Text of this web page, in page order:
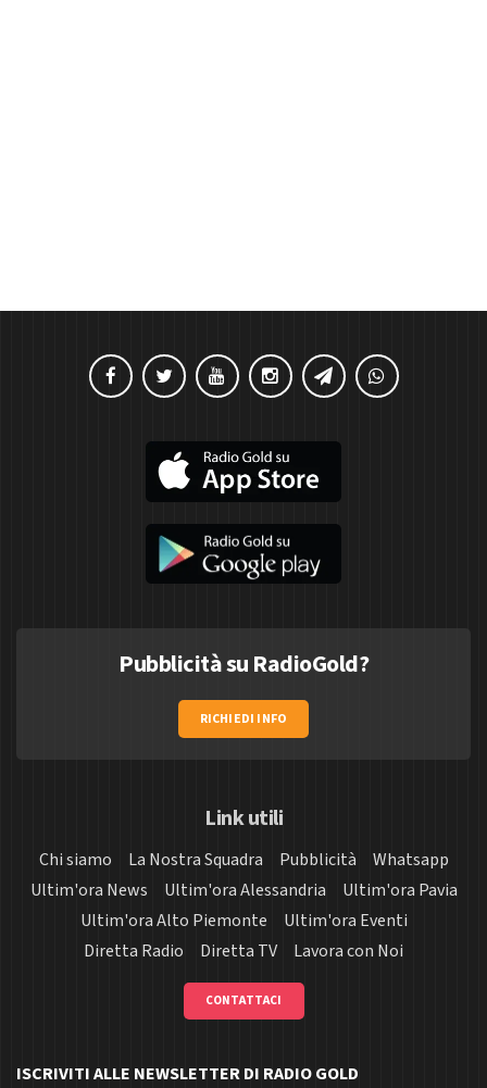
Pubblicità su RadioGold?
RICHIEDI INFO
Link utili
Chi siamo La Nostra Squadra Pubblicità
Whatsapp
Ultim'ora News
Ultim'ora Alessandria
Ultim'ora Pavia
Ultim'ora Alto Piemonte
Ultim'ora Eventi
Diretta Radio
Diretta TV Lavora con Noi
CONTATTACI
ISCRIVITI ALLE NEWSLETTER DI RADIO GOLD